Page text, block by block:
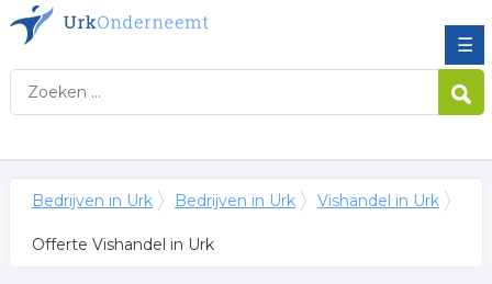
☰
Bedrijven in Urk Bedrijven in Urk Vishandel in Urk
Offerte Vishandel in Urk